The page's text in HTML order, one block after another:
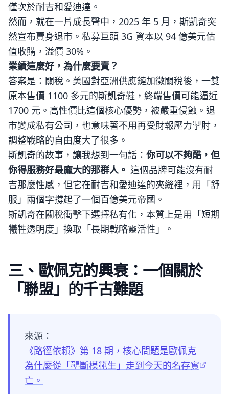
僅次於耐吉和愛迪達。
然而，就在一片成長聲中，2025 年 5 月，斯凱奇突
然宣布賣身退市。私募巨頭 3G 資本以 94 億美元估
值收購，溢價 30%。
業績這麼好，為什麼要賣？
答案是：關稅。美國對亞洲供應鏈加徵關稅後，一雙
原本售價 1100 多元的斯凱奇鞋，終端售價可能逼近
1700 元。高性價比這個核心優勢，被嚴重侵蝕。退
市變成私有公司，也意味著不用再受財報壓力掣肘，
調整戰略的自由度大了很多。
斯凱奇的故事，讓我想到一句話： 你可以不夠酷，但
你得服務好最龐大的那群人。 這個品牌可能沒有耐
吉那麼性感，但它在耐吉和愛迪達的夾縫裡，用「舒
服」兩個字撐起了一個百億美元帝國。
斯凱奇在關稅衝擊下選擇私有化，本質上是用「短期
犧牲透明度」換取「長期戰略靈活性」。
三、歐佩克的興衰：一個關於
「聯盟」的千古難題
來源：
《路徑依賴》第 18 期，核心問題是歐佩克
為什麼從「壟斷模範生」走到今天的名存實
亡。